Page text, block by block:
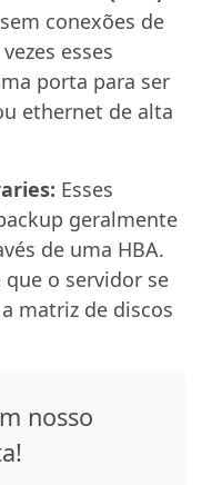
conexões de
esses
porta para ser
ethernet de alta
Esses
geralmente
de uma HBA.
o servidor se
matriz de discos
nosso